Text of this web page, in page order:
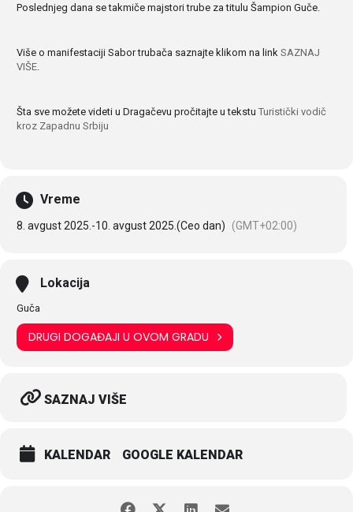
Poslednjeg dana se takmiče majstori trube za titulu Šampion Guče.
Više o manifestaciji Sabor trubača saznajte klikom na link SAZNAJ
VIŠE
Šta sve možete videti u Dragačevu pročitajte u tekstu Turistički vodič
kroz Zapadnu Srbiju
Vreme
8. avgust 2025. -10. avgust 2025. (Ceo dan) (GMT+02:00)
Lokacija
Guča
DRUGI DOGAĐAJI U OVOM GRADU
SAZNAJ VIŠE
KALENDAR GOOGLE KALENDAR